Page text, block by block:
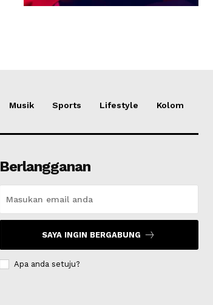
Musik Sports Lifestyle Kolom
Berlangganan
SAYA INGIN BERGABUNG
Apa anda setuju?